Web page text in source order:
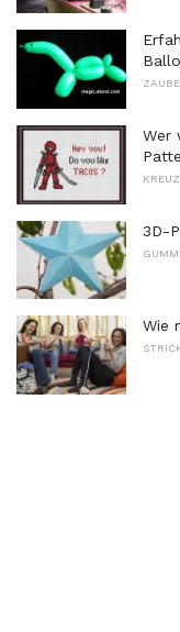
Wer
3D-
Wie